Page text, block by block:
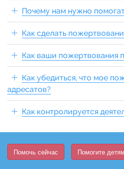
Почему нам нужно
Как сделать
Как ваши пожертвования
Как убедиться, что мое
адресатов?
Как контролируется
Помочь сейчас Помогите детям